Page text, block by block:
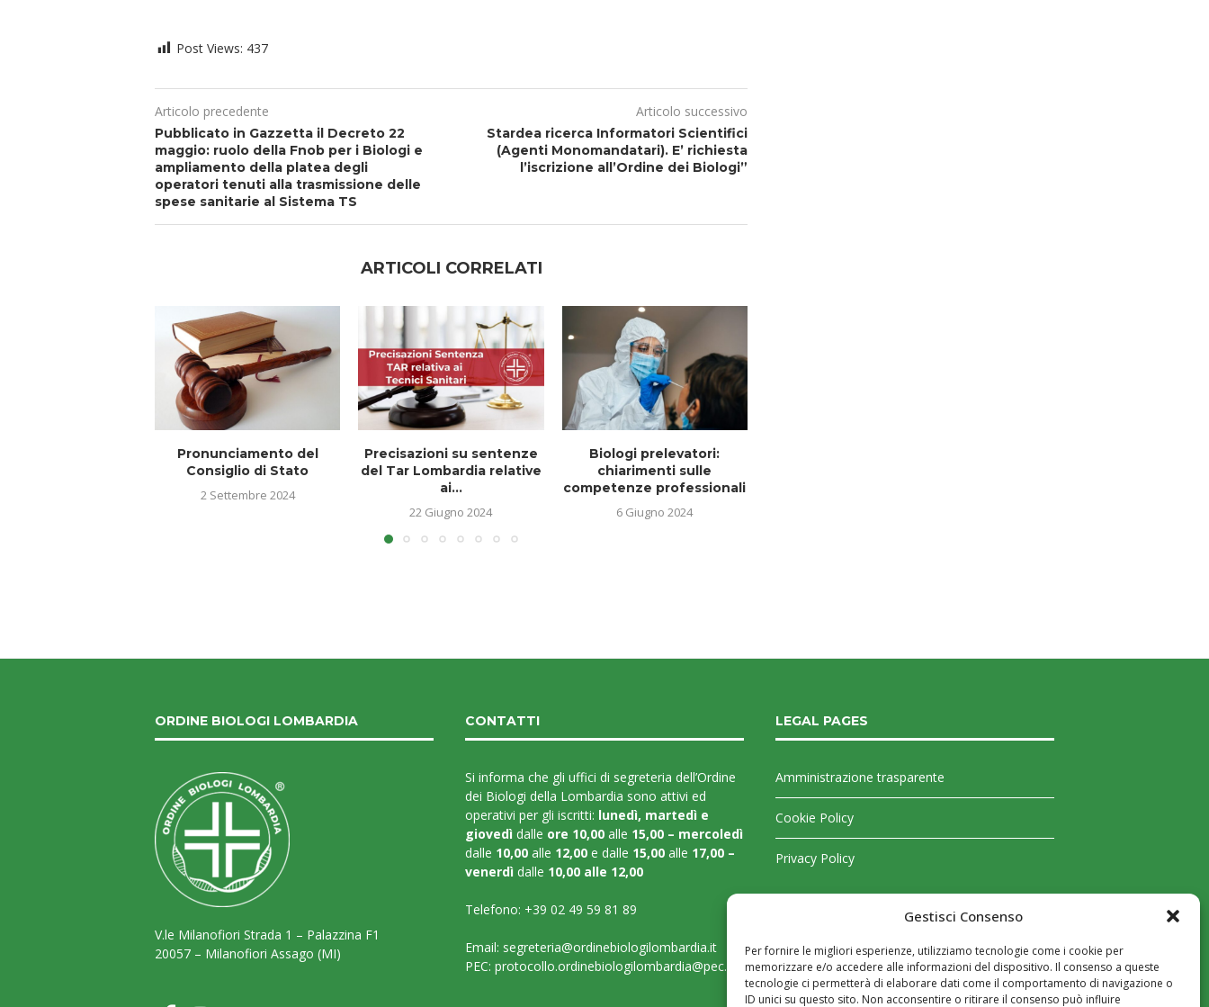
Gestisci Consenso
Per fornire le migliori esperienze, utilizziamo tecnologie come i cookie per
memorizzare e/o accedere alle informazioni del dispositivo. Il consenso a queste
tecnologie ci permetterà di elaborare dati come il comportamento di navigazione o
ID unici su questo sito. Non acconsentire o ritirare il consenso può influire
Post Views: 437
Articolo precedente
Pubblicato in Gazzetta il Decreto 22
maggio: ruolo della Fnob per i Biologi e
ampliamento della platea degli
operatori tenuti alla trasmissione delle
spese sanitarie al Sistema TS
Articolo successivo
Stardea ricerca Informatori Scientifici
(Agenti Monomandatari). E’ richiesta
l’iscrizione all’Ordine dei Biologi”
ARTICOLI CORRELATI
Pronunciamento del
Consiglio di Stato
2 Settembre 2024
Precisazioni su sentenze
del Tar Lombardia relative
ai...
22 Giugno 2024
Biologi prelevatori:
chiarimenti sulle
competenze professionali
6 Giugno 2024
ORDINE BIOLOGI LOMBARDIA
V.le Milanofiori Strada 1 – Palazzina F1
20057 – Milanofiori Assago (MI)
CONTATTI
Si informa che gli uffici di segreteria dell’Ordine
dei Biologi della Lombardia sono attivi ed
operativi per gli iscritti: lunedì, martedì e
giovedì dalle ore 10,00 alle 15,00 – mercoledì
dalle 10,00 alle 12,00 e dalle 15,00 alle 17,00 –
venerdì dalle 10,00 alle 12,00
Telefono: +39 02 49 59 81 89
Email: segreteria@ordinebiologilombardia.it
PEC: protocollo.ordinebiologilombardia@pec.it
LEGAL PAGES
Amministrazione trasparente
Cookie Policy
Privacy Policy